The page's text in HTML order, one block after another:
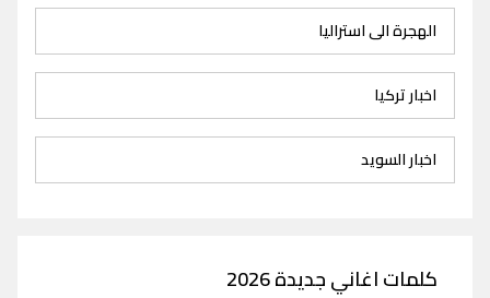
الهجرة الى استراليا
اخبار تركيا
اخبار السويد
كلمات اغاني جديدة 2026